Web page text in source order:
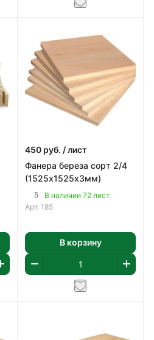
450 руб. / лист
Фанера береза сорт 2/4
(1525х1525х3мм)
5
В наличии 72 лист.
Арт. 185
В корзину